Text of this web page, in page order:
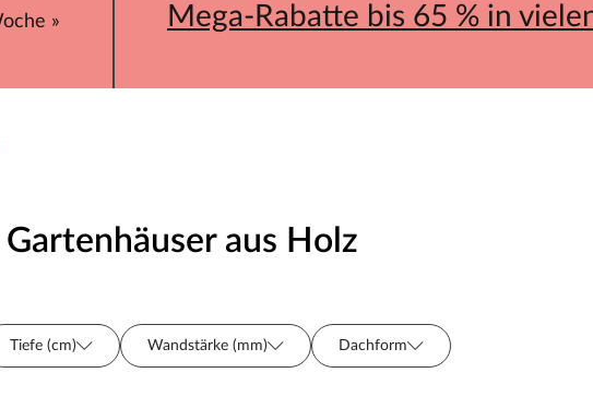
» Mega-Rabatte bis 65 % in
Gartenhäuser aus Holz
Tiefe (cm) Wandstärke (mm) Dachform